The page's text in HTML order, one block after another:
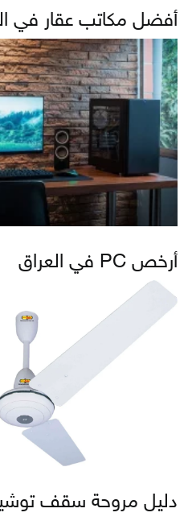
أفضل مكاتب عقار في
أرخص PC في العراق
دليل مروحة سقف